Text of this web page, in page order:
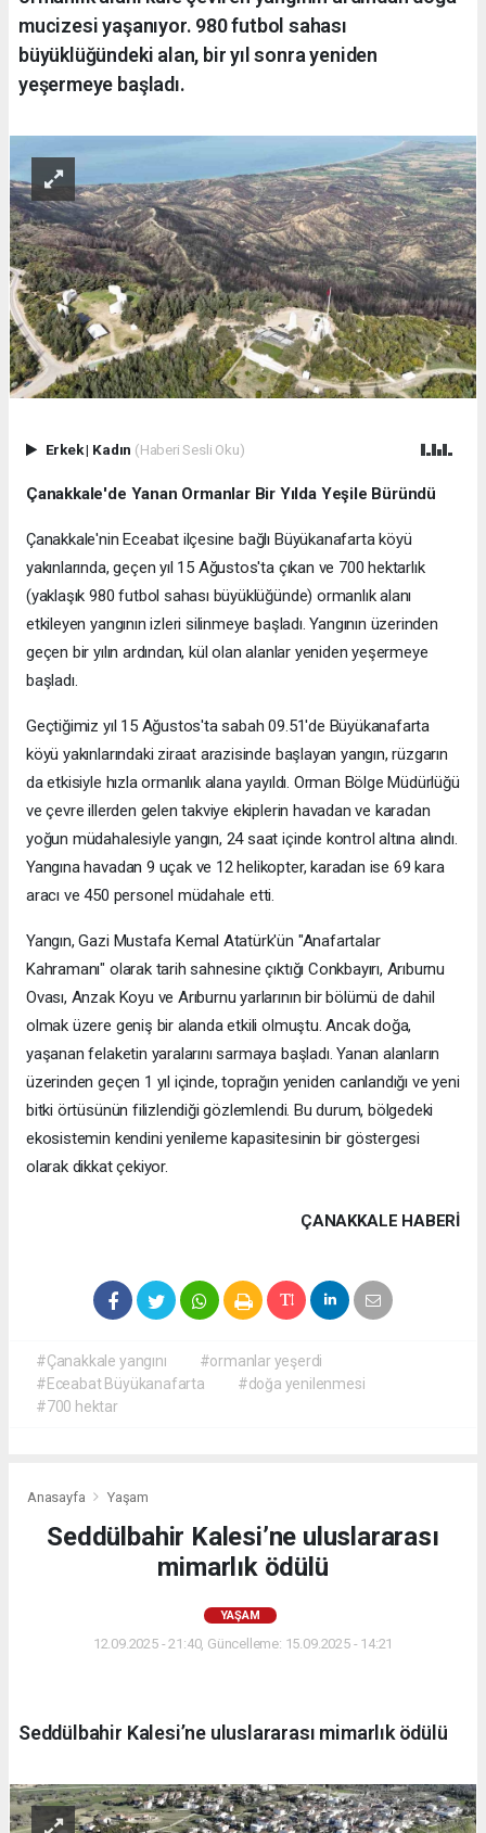
mucizesi yaşanıyor. 980 futbol sahası
büyüklüğündeki alan, bir yıl sonra yeniden
yeşermeye başladı.
Erkek| Kadın (Haberi Sesli Oku)
Çanakkale'de Yanan Ormanlar Bir Yılda Yeşile Büründü
Çanakkale'nin Eceabat ilçesine bağlı Büyükanafarta köyü
yakınlarında, geçen yıl 15 Ağustos'ta çıkan ve 700 hektarlık
(yaklaşık 980 futbol sahası büyüklüğünde) ormanlık alanı
etkileyen yangının izleri silinmeye başladı. Yangının üzerinden
geçen bir yılın ardından, kül olan alanlar yeniden yeşermeye
başladı.
Geçtiğimiz yıl 15 Ağustos'ta sabah 09.51'de Büyükanafarta
köyü yakınlarındaki ziraat arazisinde başlayan yangın, rüzgarın
da etkisiyle hızla ormanlık alana yayıldı. Orman Bölge Müdürlüğü
ve çevre illerden gelen takviye ekiplerin havadan ve karadan
yoğun müdahalesiyle yangın, 24 saat içinde kontrol altına alındı.
Yangına havadan 9 uçak ve 12 helikopter, karadan ise 69 kara
aracı ve 450 personel müdahale etti.
Yangın, Gazi Mustafa Kemal Atatürk'ün "Anafartalar
Kahramanı" olarak tarih sahnesine çıktığı Conkbayırı, Arıburnu
Ovası, Anzak Koyu ve Arıburnu yarlarının bir bölümü de dahil
olmak üzere geniş bir alanda etkili olmuştu. Ancak doğa,
yaşanan felaketin yaralarını sarmaya başladı. Yanan alanların
üzerinden geçen 1 yıl içinde, toprağın yeniden canlandığı ve yeni
bitki örtüsünün filizlendiği gözlemlendi. Bu durum, bölgedeki
ekosistemin kendini yenileme kapasitesinin bir göstergesi
olarak dikkat çekiyor.
ÇANAKKALE HABERİ
#Çanakkale yangını
#ormanlar yeşerdi
#Eceabat Büyükanafarta
#doğa yenilenmesi
#700 hektar
Anasayfa Yaşam
Seddülbahir Kalesi’ne uluslararası
mimarlık ödülü
YAŞAM
12.09.2025 - 21:40, Güncelleme: 15.09.2025 - 14:21
Seddülbahir Kalesi’ne uluslararası mimarlık ödülü